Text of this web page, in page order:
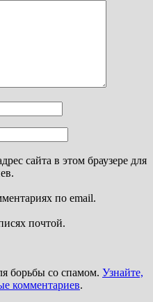
сайта в этом браузере для
по email.
почтой.
борьбы со спамом. Узнайте,
комментариев.